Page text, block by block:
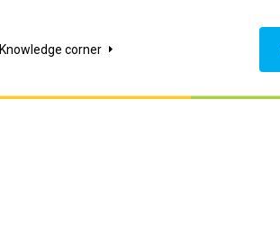
Knowledge corner